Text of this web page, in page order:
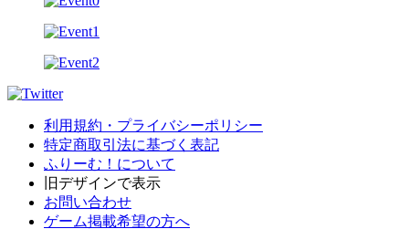
利用規約・プライバシーポリシー
特定商取引法に基づく表記
ふりーむ！について
旧デザインで表示
お問い合わせ
ゲーム掲載希望の方へ